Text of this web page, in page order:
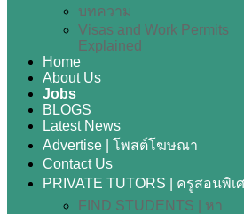
บทความ
Visas and Work Permits
Explained
Home
About Us
Jobs
BLOGS
Latest News
Advertise | โพสต์โฆษณา
Contact Us
PRIVATE TUTORS | ครูสอนพิเ
FIND STUDENTS | หา